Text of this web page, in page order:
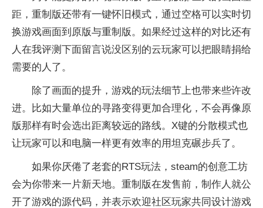
距，重制版还带有一键怀旧模式，通过空格可以实时切
换游戏画面到原版与重制版。如果经过这样的对比还有
人在我评测下面留言说没区别的云玩家可以把眼睛捐给
需要的人了。
除了画面的提升，游戏的玩法细节上也带来些许改
进。比如大量单位的寻路变得更加合理化，不会再像原
版那样有时会选出距离较远的路线。X键的分散模式也
让玩家可以和电脑一样更有效率的用坦克碾步兵了。
如果你厌倦了老套的RTS玩法，steam的创意工坊
会为你带来一片新天地。重制版在发售前，制作人就公
开了游戏的源代码，并表示欢迎社区玩家共同设计游戏